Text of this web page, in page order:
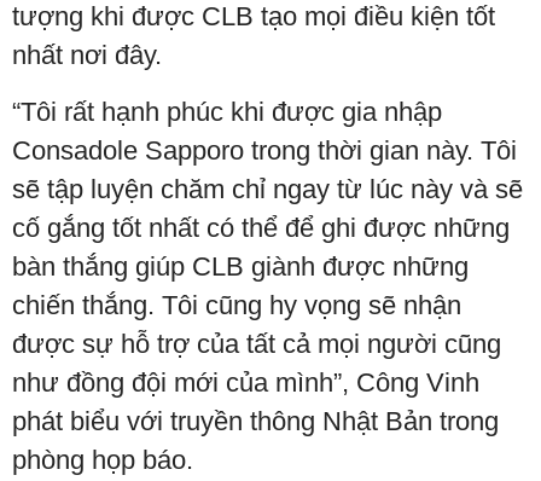
tượng khi được CLB tạo mọi điều kiện tốt
nhất nơi đây.
“Tôi rất hạnh phúc khi được gia nhập
Consadole Sapporo trong thời gian này. Tôi
sẽ tập luyện chăm chỉ ngay từ lúc này và sẽ
cố gắng tốt nhất có thể để ghi được những
bàn thắng giúp CLB giành được những
chiến thắng. Tôi cũng hy vọng sẽ nhận
được sự hỗ trợ của tất cả mọi người cũng
như đồng đội mới của mình”, Công Vinh
phát biểu với truyền thông Nhật Bản trong
phòng họp báo.